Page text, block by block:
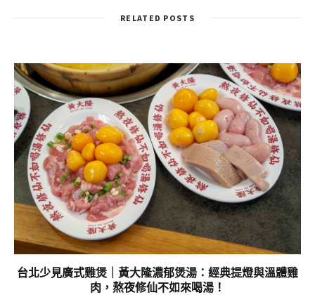
RELATED POSTS
台北少見廣式雞煲｜黃大隆濃郁煲湯：經典提燈與溫體雞
肉，熬夜修仙不如來喝湯！